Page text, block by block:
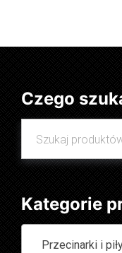
Czego
Kategorie
Przecinarki i